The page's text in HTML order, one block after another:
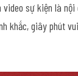
sự kiện là
khắc, giây phút